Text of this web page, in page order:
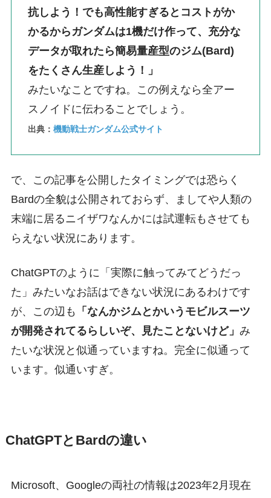
抗しよう！でも高性能すぎるとコストがか
かるからガンダムは1機だけ作って、充分な
データが取れたら簡易量産型のジム(Bard)
をたくさん生産しよう！」
みたいなことですね。この例えなら全アー
スノイドに伝わることでしょう。
出典： 機動戦士ガンダム公式サイト
で、この記事を公開したタイミングでは恐らく
Bardの全貌は公開されておらず、ましてや人類の
末端に居るニイザワなんかには試運転もさせても
らえない状況にあります。
ChatGPTのように「実際に触ってみてどうだっ
た」みたいなお話はできない状況にあるわけです
が、この辺も
「なんかジムとかいうモビルスーツ
が開発されてるらしいぞ、見たことないけど」 み
たいな状況と似通っていますね。完全に似通って
います。似通いすぎ。
ChatGPTとBardの違い
Microsoft、Googleの両社の情報は2023年2月現在